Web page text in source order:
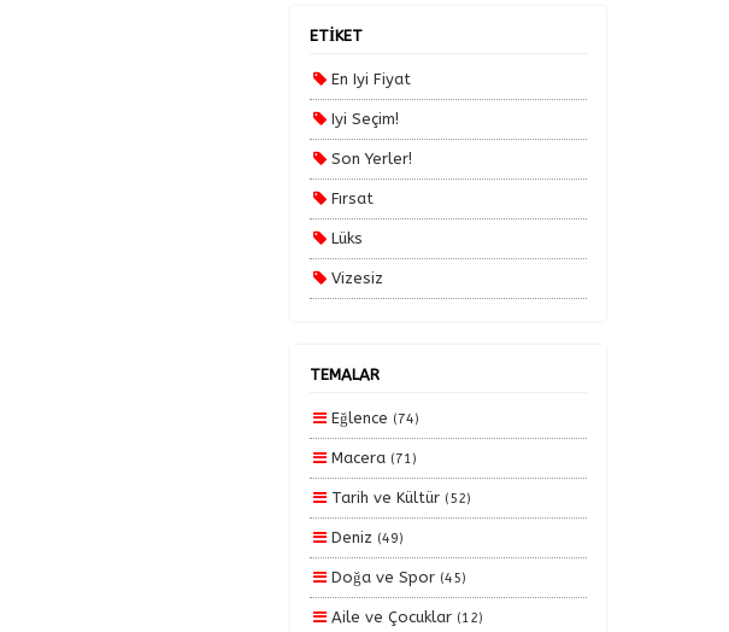
Yurt İçi Turlar
ETİKET
En Iyi Fiyat
Iyi Seçim!
Son Yerler!
Fırsat
Lüks
Vizesiz
Planlanan
Otobüs Ile
Uçak Ile
Ekstralar Dahil
TEMALAR
Eğlence (74)
Macera (71)
Tarih ve Kültür (52)
Deniz (49)
Doğa ve Spor (45)
Aile ve Çocuklar (12)